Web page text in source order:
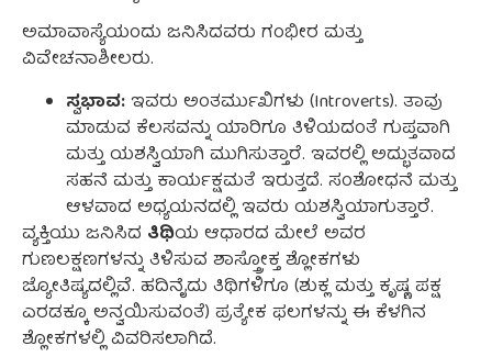
ಅಮಾವಾಸ್ಯೆಯಂದು ಜನಿಸಿದವರು ಗಂಭೀರ ಮತ್ತು
ವಿವೇಚನಾಶೀಲರು.
ಸ್ವಭಾವ: ಇವರು ಅಂತರ್ಮುಖಿಗಳು (Introverts). ತಾವು
ಮಾಡುವ ಕೆಲಸವನ್ನು ಯಾರಿಗೂ ತಿಳಿಯದಂತೆ ಗುಪ್ತವಾಗಿ
ಮತ್ತು ಯಶಸ್ವಿಯಾಗಿ ಮುಗಿಸುತ್ತಾರೆ. ಇವರಲ್ಲಿ ಅದ್ಭುತವಾದ
ಸಹನೆ ಮತ್ತು ಕಾರ್ಯಕ್ಷಮತೆ ಇರುತ್ತದೆ. ಸಂಶೋಧನೆ ಮತ್ತು
ಆಳವಾದ ಅಧ್ಯಯನದಲ್ಲಿ ಇವರು ಯಶಸ್ವಿಯಾಗುತ್ತಾರೆ.
ವ್ಯಕ್ತಿಯು ಜನಿಸಿದ ತಿಥಿಯ ಆಧಾರದ ಮೇಲೆ ಅವರ
ಗುಣಲಕ್ಷಣಗಳನ್ನು ತಿಳಿಸುವ ಶಾಸ್ತ್ರೋಕ್ತ ಶ್ಲೋಕಗಳು
ಜ್ಯೋತಿಷ್ಯದಲ್ಲಿವೆ. ಹದಿನೈದು ತಿಥಿಗಳಿಗೂ (ಶುಕ್ಲ ಮತ್ತು ಕೃಷ್ಣ ಪಕ್ಷ
ಎರಡಕ್ಕೂ ಅನ್ವಯಿಸುವಂತೆ) ಪ್ರತ್ಯೇಕ ಫಲಗಳನ್ನು ಈ ಕೆಳಗಿನ
ಶ್ಲೋಕಗಳಲ್ಲಿ ವಿವರಿಸಲಾಗಿದೆ.